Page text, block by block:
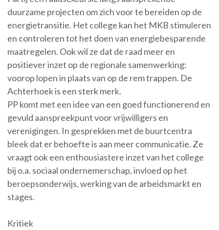
duurzame projecten om zich voor te bereiden op de
energietransitie. Het college kan het MKB stimuleren
en controleren tot het doen van energiebesparende
maatregelen. Ook wil ze dat de raad meer en
positiever inzet op de regionale samenwerking:
voorop lopen in plaats van op de rem trappen. De
Achterhoek is een sterk merk.
PP komt met een idee van een goed functionerend en
gevuld aanspreekpunt voor vrijwilligers en
verenigingen. In gesprekken met de buurtcentra
bleek dat er behoefte is aan meer communicatie. Ze
vraagt ook een enthousiastere inzet van het college
bij o.a. sociaal ondernemerschap, invloed op het
beroepsonderwijs, werking van de arbeidsmarkt en
stages.
Kritiek